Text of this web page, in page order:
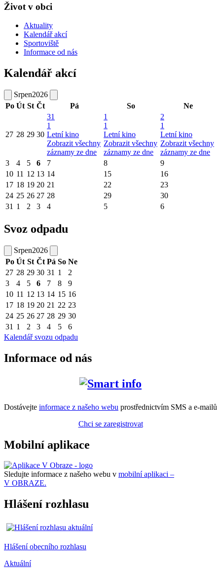
Život v obci
Aktuality
Kalendář akcí
Sportoviště
Informace od nás
Kalendář akcí
Srpen2026
Po Út St Čt Pá So Ne
27 28 29 30
31
1
Letní kino
Zobrazit všechny
záznamy ze dne
1
1
Letní kino
Zobrazit všechny
záznamy ze dne
2
1
Letní kino
Zobrazit všechny
záznamy ze dne
3
4 5 6 7 8
9
10 11 12 13 14 15
16
17 18 19 20 21 22
23
24 25 26 27 28 29
30
31 1 2 3 4 5 6
Svoz odpadu
Srpen2026
Po Út St Čt Pá So Ne
27 28 29 30 31 1
2
3
4 5 6 7 8
9
10 11 12 13 14 15 16
17 18 19 20 21 22 23
24 25 26 27 28 29 30
31 1 2 3 4 5
6
Kalendář svozu odpadu
Informace od nás
Dostávejte informace z našeho webu prostřednictvím SMS a e-mailů
Chci se zaregistrovat
Mobilní aplikace
Sledujte informace z našeho webu v mobilní aplikaci –
V OBRAZE.
Hlášení rozhlasu
Hlášení obecního rozhlasu
Aktuální